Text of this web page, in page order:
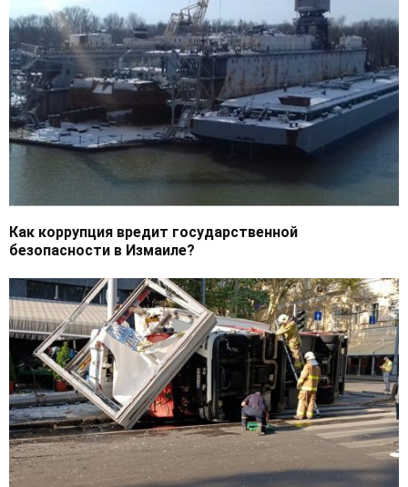
Как коррупция вредит государственной
безопасности в Измаиле?